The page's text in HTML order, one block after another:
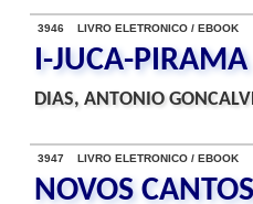
3946 LIVRO ELETRONICO / EBOOK
I-JUCA-PIRAMA
DIAS, ANTONIO
3947 LIVRO ELETRONICO / EBOOK
NOVOS CANTOS